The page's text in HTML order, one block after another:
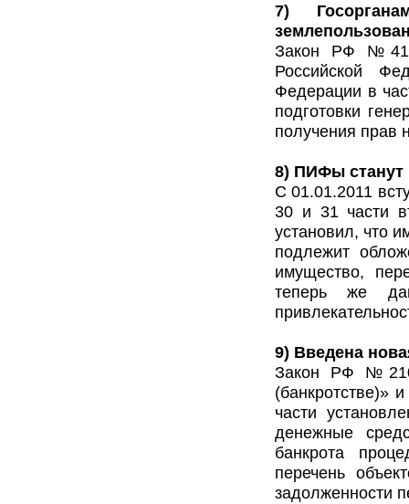
7)
Закон РФ №41-
Российской
Федерации в
подготовки
получения прав
8) ПИФы станут
С 01.01.2011
30 и 31 части
установил, что
подлежит
имущество,
теперь же
9) Введена
Закон РФ
(банкротстве)»
части
денежные
банкрота
перечень
задолженности